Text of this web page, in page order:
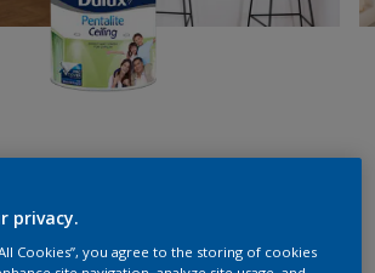
privacy.
Cookies”, you agree to the storing of cookies